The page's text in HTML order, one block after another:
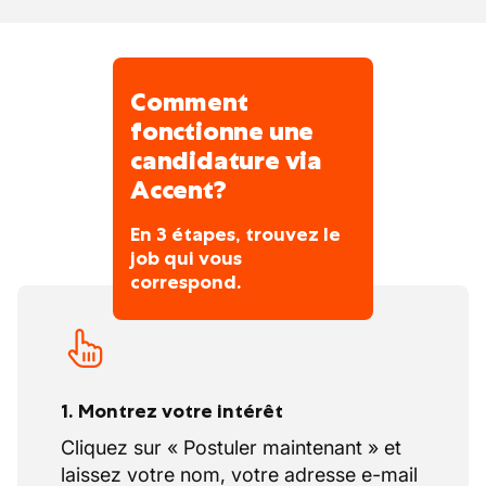
Comment
fonctionne une
candidature via
Accent?
En 3 étapes, trouvez le
job qui vous
correspond.
1. Montrez votre intérêt
Cliquez sur « Postuler maintenant » et
laissez votre nom, votre adresse e-mail